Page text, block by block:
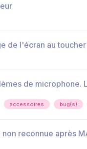
de l'écran au toucher
de microphone.
accessoires bug(s)
reconnue après